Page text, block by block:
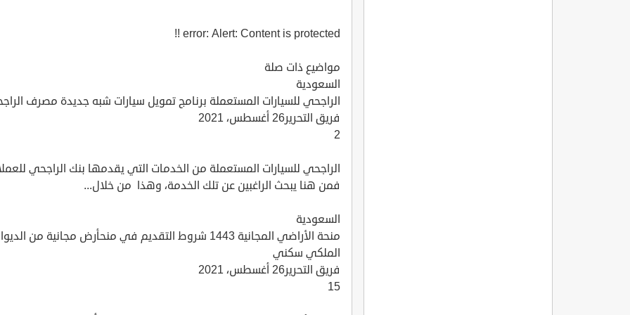
error: Alert: Content is protected !!
مواضيع ذات صلة
السعودية
الراجحي للسيارات المستعملة برنامج تمويل سيارات شبه جديدة مصرف
فريق التحرير26 أغسطس، 2021
2
الراجحي للسيارات المستعملة من الخدمات التي يقدمها بنك الراجحي
فمن هنا يبحث الراغبين عن تلك الخدمة، وهذا من خلال...
السعودية
منحة الأراضي المجانية 1443 شروط التقديم في منحأرض مجانية من
الملكي سكني
فريق التحرير26 أغسطس، 2021
15